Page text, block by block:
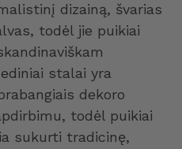
dizainą, švarias
todėl jie puikiai
stalai yra
dekoro
todėl puikiai
sukurti tradicinę,